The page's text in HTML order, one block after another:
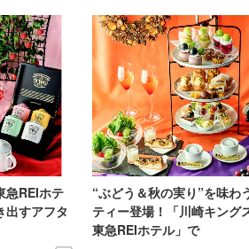
急REIホテ
出すアフタ
“ぶどう＆秋の実り”を味わ
ティー登場！「川崎キング
東急REIホテル」で